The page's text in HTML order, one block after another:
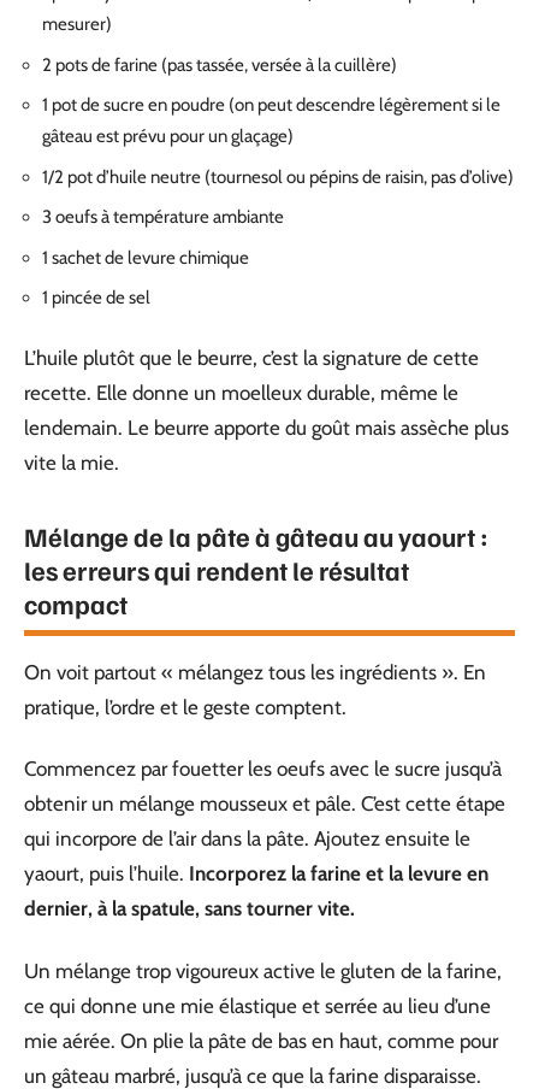
mesurer)
2 pots de farine (pas tassée, versée à la cuillère)
1 pot de sucre en poudre (on peut descendre légèrement si le
gâteau est prévu pour un glaçage)
1/2 pot d’huile neutre (tournesol ou pépins de raisin, pas d’olive)
3 oeufs à température ambiante
1 sachet de levure chimique
1 pincée de sel
L’huile plutôt que le beurre, c’est la signature de cette
recette. Elle donne un moelleux durable, même le
lendemain. Le beurre apporte du goût mais assèche plus
vite la mie.
Mélange de la pâte à gâteau au yaourt :
les erreurs qui rendent le résultat
compact
On voit partout « mélangez tous les ingrédients ». En
pratique, l’ordre et le geste comptent.
Commencez par fouetter les oeufs avec le sucre jusqu’à
obtenir un mélange mousseux et pâle. C’est cette étape
qui incorpore de l’air dans la pâte. Ajoutez ensuite le
yaourt, puis l’huile. Incorporez la farine et la levure en
dernier, à la spatule, sans tourner vite.
Un mélange trop vigoureux active le gluten de la farine,
ce qui donne une mie élastique et serrée au lieu d’une
mie aérée. On plie la pâte de bas en haut, comme pour
un gâteau marbré, jusqu’à ce que la farine disparaisse.